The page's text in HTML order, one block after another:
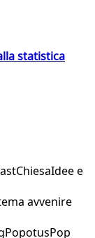
statistica
ChiesaIdee e
avvenire
PopotusPop